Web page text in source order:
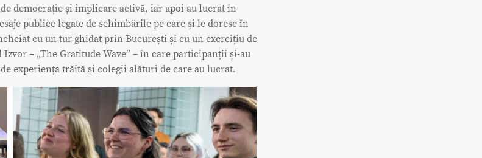
democrație și implicare activă, iar apoi au lucrat în
publice legate de schimbările pe care și le doresc în
cu un tur ghidat prin București și cu un exercițiu de
– „The Gratitude Wave” – în care participanții și-au
experiența trăită și colegii alături de care au lucrat.